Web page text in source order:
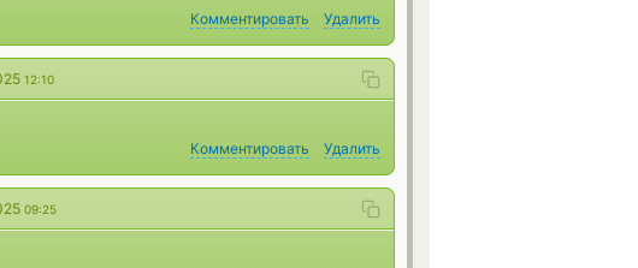
Комментировать
Удалить
12:10
Комментировать
Удалить
09:25